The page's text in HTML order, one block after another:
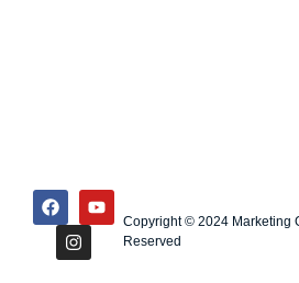
Copyright © 2024 Marketing
Reserved